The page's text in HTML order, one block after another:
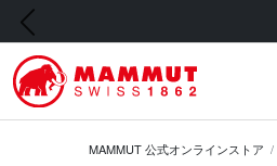
前の画像
MAMMUT 公式オンラインストア